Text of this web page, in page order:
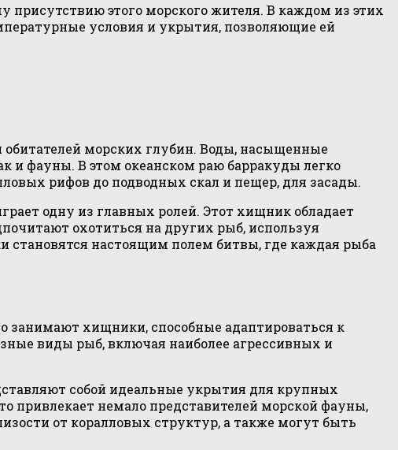
присутствию этого морского жителя. В каждом из этих
условия и укрытия, позволяющие ей
морских глубин. Воды, насыщенные
и фауны. В этом океанском раю барракуды легко
рифов до подводных скал и пещер, для засады.
одну из главных ролей. Этот хищник обладает
охотиться на других рыб, используя
становятся настоящим полем битвы, где каждая рыба
занимают хищники, способные адаптироваться к
виды рыб, включая наиболее агрессивных и
собой идеальные укрытия для крупных
немало представителей морской фауны,
от коралловых структур, а также могут быть